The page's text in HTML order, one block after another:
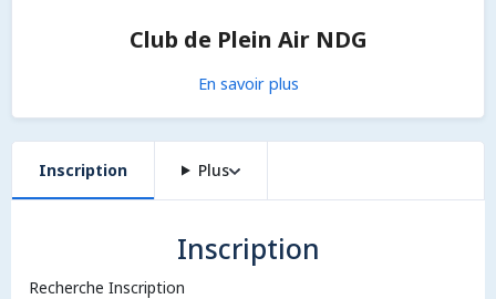
Club de Plein Air NDG
En savoir plus
Inscription Plus
Inscription
Recherche Inscription